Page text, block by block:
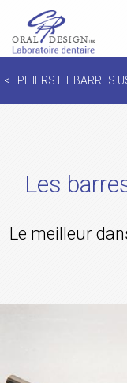
PILIERS ET BARRES
Les
Le meilleur